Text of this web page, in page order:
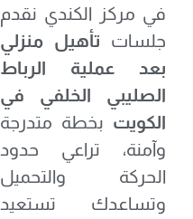
في مركز الكندي نقدم
جلسات تأهيل منزلي
بعد عملية الرباط
الصليبي الخلفي في
الكويت بخطة متدرجة
وآمنة، تراعي حدود
الحركة والتحميل
وتساعدك تستعيد